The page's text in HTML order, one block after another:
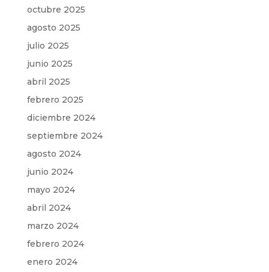
octubre 2025
agosto 2025
julio 2025
junio 2025
abril 2025
febrero 2025
diciembre 2024
septiembre 2024
agosto 2024
junio 2024
mayo 2024
abril 2024
marzo 2024
febrero 2024
enero 2024